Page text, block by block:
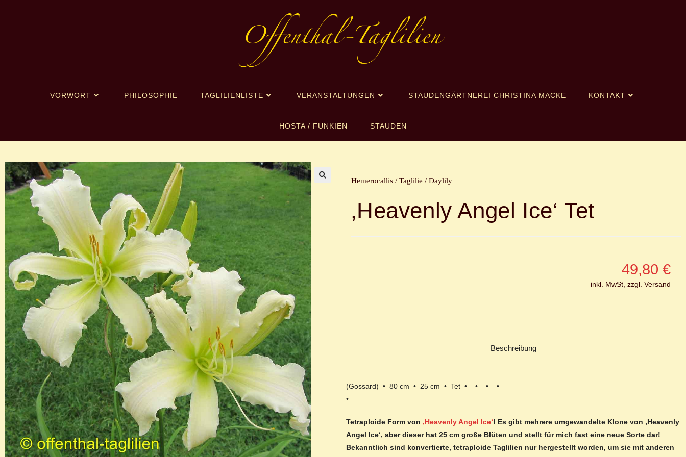
VORWORT PHILOSOPHIE TAGLILIENLISTE VERANSTALTUNGEN STAUDENGÄRTNEREI CHRISTINA MACKE KONTAKT
HOSTA / FUNKIEN STAUDEN
Hemerocallis / Taglilie / Daylily
‚Heavenly Angel Ice‘ Tet
49,80 €
inkl. MwSt, zzgl. Versand
Beschreibung
(Gossard) • 80 cm • 25 cm • Tet • • • •
•
Tetraploide Form von ‚Heavenly Angel Ice‘! Es gibt mehrere umgewandelte Klone von ‚Heavenly
Angel Ice‘, aber dieser hat 25 cm große Blüten und stellt für mich fast eine neue Sorte dar!
Bekanntlich sind konvertierte, tetraploide Taglilien nur hergestellt worden, um sie mit anderen